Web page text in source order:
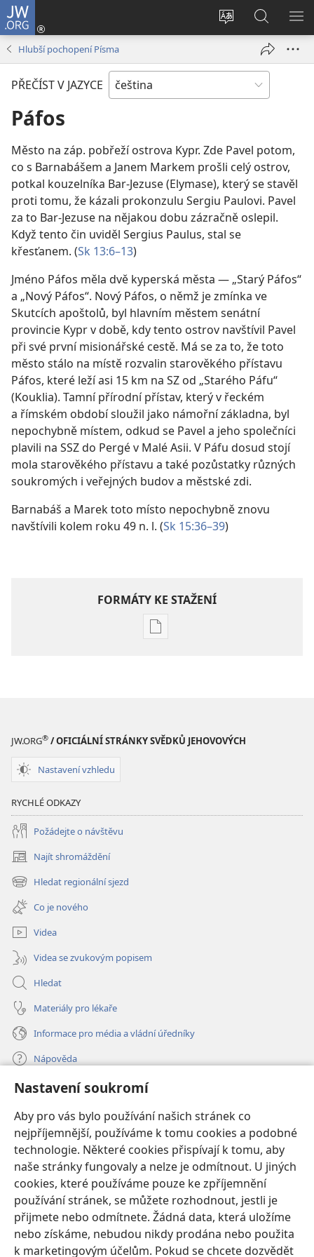
Nastavení soukromí
Aby pro vás bylo používání našich stránek co
nejpříjemnější, používáme k tomu cookies a podobné
technologie. Některé cookies přispívají k tomu, aby
naše stránky fungovaly a nelze je odmítnout. U jiných
cookies, které používáme pouze ke zpříjemnění
používání stránek, se můžete rozhodnout, jestli je
přijmete nebo odmítnete. Žádná data, která uložíme
nebo získáme, nebudou nikdy prodána nebo použita
k marketingovým účelům. Pokud se chcete dozvědět
JW.ORG
Změnit
stránek
Přihlásit
se
okno)
Hledat
na
JW.ORG
Hlubší pochopení Písma
PŘEČÍST V JAZYCE
Páfos
Město na záp. pobřeží ostrova Kypr. Zde Pavel potom,
co s Barnabášem a Janem Markem prošli celý ostrov,
potkal kouzelníka Bar-Jezuse (Elymase), který se stavěl
proti tomu, že kázali prokonzulu Sergiu Paulovi. Pavel
za to Bar-Jezuse na nějakou dobu zázračně oslepil.
Když tento čin uviděl Sergius Paulus, stal se
křesťanem. (Sk 13:6–13)
Jméno Páfos měla dvě kyperská města — „Starý Páfos“
a „Nový Páfos“. Nový Páfos, o němž je zmínka ve
Skutcích apoštolů, byl hlavním městem senátní
provincie Kypr v době, kdy tento ostrov navštívil Pavel
při své první misionářské cestě. Má se za to, že toto
město stálo na místě rozvalin starověkého přístavu
Páfos, které leží asi 15 km na SZ od „Starého Páfu“
(Kouklia). Tamní přírodní přístav, který v řeckém
a římském období sloužil jako námořní základna, byl
nepochybně místem, odkud se Pavel a jeho společníci
plavili na SSZ do Pergé v Malé Asii. V Páfu dosud stojí
mola starověkého přístavu a také pozůstatky různých
soukromých i veřejných budov a městské zdi.
Barnabáš a Marek toto místo nepochybně znovu
navštívili kolem roku 49 n. l. (Sk 15:36–39)
FORMÁTY KE STAŽENÍ
Formáty
Písma
JW.ORG® / OFICIÁLNÍ STRÁNKY SVĚDKŮ JEHOVOVÝCH
Nastavení vzhledu
RYCHLÉ ODKAZY
Požádejte o návštěvu
Najít shromáždění
(otevřeno
nové
okno)
Hledat regionální sjezd
(otevřeno
nové
okno)
Co je nového
Videa
Videa se zvukovým popisem
Hledat
Materiály pro lékaře
Informace pro média a vládní úředníky
Nápověda
Dary
nové
okno) ONLINE KNIHOVNA Strážné věže
(otevřeno
nové
okno)JW Hub®
(otevřeno
nové
okno)JW Library
Watchtower Library